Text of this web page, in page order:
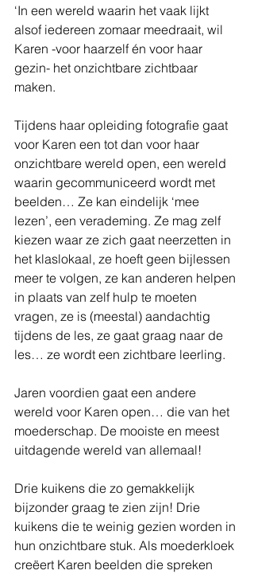
‘In een wereld waarin het vaak lijkt
alsof iedereen zomaar meedraait, wil
Karen -voor haarzelf én voor haar
gezin- het onzichtbare zichtbaar
maken.
Tijdens haar opleiding fotografie gaat
voor Karen een tot dan voor haar
onzichtbare wereld open, een wereld
waarin gecommuniceerd wordt met
beelden… Ze kan eindelijk ‘mee
lezen’, een verademing. Ze mag zelf
kiezen waar ze zich gaat neerzetten in
het klaslokaal, ze hoeft geen bijlessen
meer te volgen, ze kan anderen helpen
in plaats van zelf hulp te moeten
vragen, ze is (meestal) aandachtig
tijdens de les, ze gaat graag naar de
les… ze wordt een zichtbare leerling.
Jaren voordien gaat een andere
wereld voor Karen open… die van het
moederschap. De mooiste en meest
uitdagende wereld van allemaal!
Drie kuikens die zo gemakkelijk
bijzonder graag te zien zijn! Drie
kuikens die te weinig gezien worden in
hun onzichtbare stuk. Als moederkloek
creëert Karen beelden die spreken